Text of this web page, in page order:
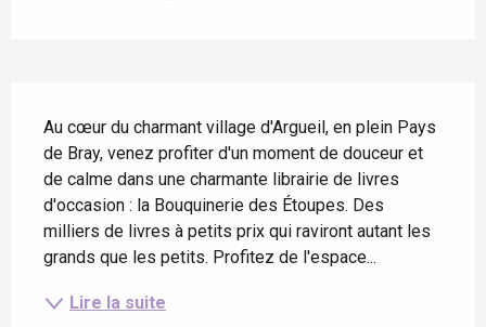
Au cœur du charmant village d'Argueil, en plein Pays
de Bray, venez profiter d'un moment de douceur et
de calme dans une charmante librairie de livres
d'occasion : la Bouquinerie des Étoupes. Des
milliers de livres à petits prix qui raviront autant les
grands que les petits. Profitez de l'espace...
Lire la suite